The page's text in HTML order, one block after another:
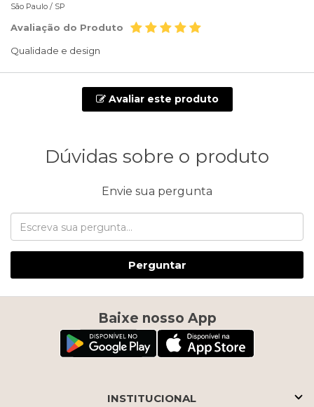
São Paulo / SP
Avaliação do Produto
Qualidade e design
Avaliar este produto
Dúvidas sobre o produto
Envie sua pergunta
Perguntar
Baixe nosso App
INSTITUCIONAL